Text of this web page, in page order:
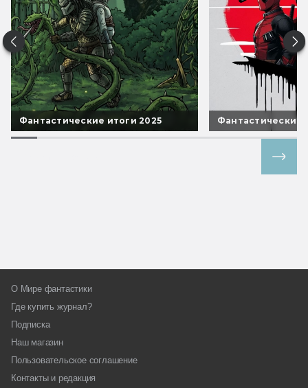
Фантастические итоги 2025 Фантастические
О Мире фантастики
Где купить журнал?
Подписка
Наш магазин
Пользовательское соглашение
Контакты и редакция